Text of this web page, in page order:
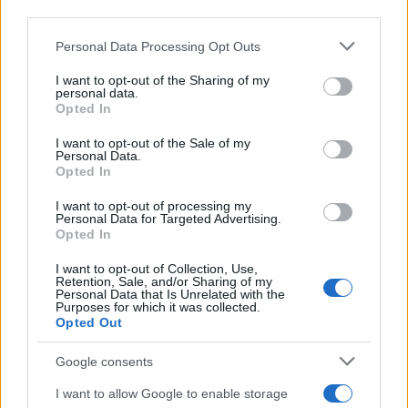
Please note that this website/app uses one or more Google
not limited to your visit or usage behaviour. You may click to
grant or deny consent to Google and its third-party tags to
use your data for below specified purposes in below Google
consent section.
Personal Data Processing Opt Outs
I want to opt-out of the Sharing of my
personal data.
Opted In
I want to opt-out of the Sale of my
Personal Data.
Opted In
I want to opt-out of processing my
Personal Data for Targeted Advertising.
Opted In
I want to opt-out of Collection, Use,
Retention, Sale, and/or Sharing of my
Personal Data that Is Unrelated with the
Purposes for which it was collected.
Opted Out
Google consents
I want to allow Google to enable storage
«Κινήθηκαν αμέσως οι ελληνικές Αρχές, σε
αντίθεση με όλα αυτά που λεγόντουσαν ήταν πολύ
ήταν άρρωστο, όπως είχε ειπωθεί. Η έγκυος
γυναίκα πράγματι είναι στον όγδοο μήνα και
μεταφέρθηκε στο νοσοκομείο αλλά χωρίς κανένα
ιδιαίτερο θέμα».
«Οι άνθρωποι αυτοί αυτή τη στιγμή βρίσκονται με
ασφάλεια στη χώρα. Τώρα, κατά δήλωσή τους
βρέθηκαν σε μία νησίδα για λίγες ημέρες, όχι για
όσες ημέρες αναφέρθηκε στα ξένα μέσα, διότι πάλι
κατά δήλωσή τους, οι Τούρκοι τους μετακίνησαν σε